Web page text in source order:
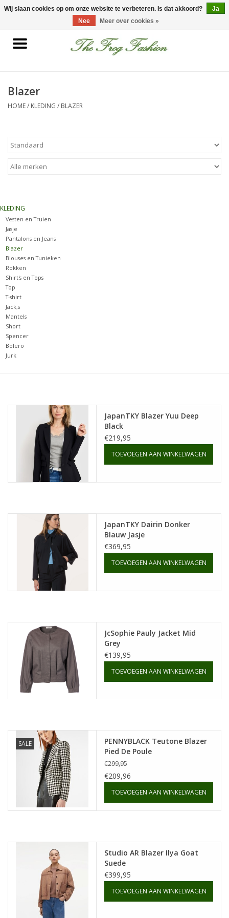
0 Artikelen - €0,00
Home
Nieuwe collectie
Accessoires
Schoenen
Merken
Blazer
HOME/ KLEDING / BLAZER
KLEDING
Vesten en Truien
Jasje
Pantalons en Jeans
Blazer
Blouses en Tunieken
Rokken
Shirt's en Tops
Top
T-shirt
Jack,s
Mantels
Short
Spencer
Bolero
Jurk
JapanTKY Blazer Yuu Deep
Black
€219,95
TOEVOEGEN AAN WINKELWAGEN
JapanTKY Dairin Donker
Blauw Jasje
€369,95
TOEVOEGEN AAN WINKELWAGEN
JcSophie Pauly Jacket Mid
Grey
€139,95
TOEVOEGEN AAN WINKELWAGEN
SALE
PENNYBLACK Teutone Blazer
Pied De Poule
€299,95
€209,96
TOEVOEGEN AAN WINKELWAGEN
Studio AR Blazer Ilya Goat
Suede
€399,95
TOEVOEGEN AAN WINKELWAGEN
Wij slaan cookies op om onze website te verbeteren. Is dat akkoord?
Ja
Nee
Meer over cookies »